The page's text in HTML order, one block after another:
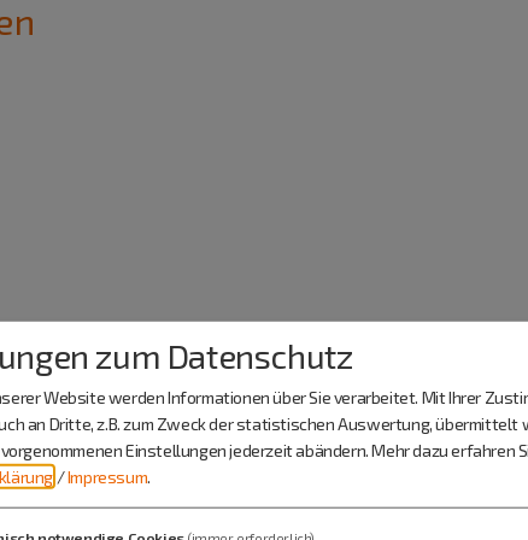
Pondorf
zum Datenschutz
Website werden Informationen über Sie verarbeitet. Mit Ihrer
an Dritte, z.B. zum Zweck der statistischen Auswertung, übermittelt
Einstellungen jederzeit abändern. Mehr dazu erfahren
/Impressum.